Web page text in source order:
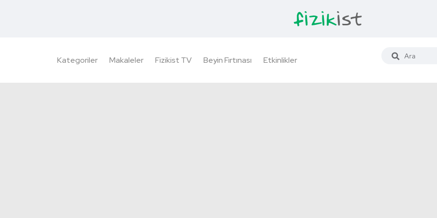
Kategoriler Makaleler Fizikist TV Beyin Fırtınası Etkinlikler